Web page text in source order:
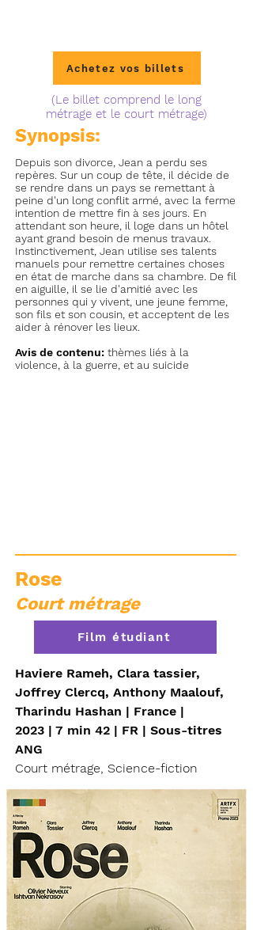
Synopsis:
Depuis son divorce, Jean a perdu ses
repères. Sur un coup de tête, il décide de
se rendre dans un pays se remettant à
peine d'un long conflit armé, avec la ferme
intention de mettre fin à ses jours. En
attendant son heure, il loge dans un hôtel
ayant grand besoin de menus travaux.
Instinctivement, Jean utilise ses talents
manuels pour remettre certaines choses
en état de marche dans sa chambre. De fil
en aiguille, il se lie d'amitié avec les
personnes qui y vivent, une jeune femme,
son fils et son cousin, et acceptent de les
aider à rénover les lieux.
Avis de contenu: thèmes liés à la
violence, à la guerre, et au suicide
Rose
Court métrage
Haviere Rameh, Clara tassier,
Joffrey Clercq, Anthony Maalouf,
Tharindu Hashan | France |
2023 | 7 min 42 | FR | Sous-titres
ANG
Court métrage, Science-fiction
Film étudiant
Achetez vos billets
(Le billet comprend le long
métrage et le court métrage)